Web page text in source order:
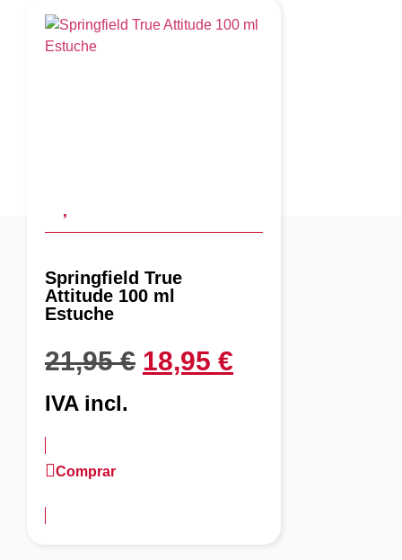
Springfield True
Attitude 100 ml
Estuche
21,95€ 18,95 €
IVA incl.
Comprar